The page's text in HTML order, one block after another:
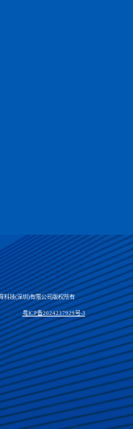
技(深圳)有限公司版权所有
策粤ICP备2024237929号-3